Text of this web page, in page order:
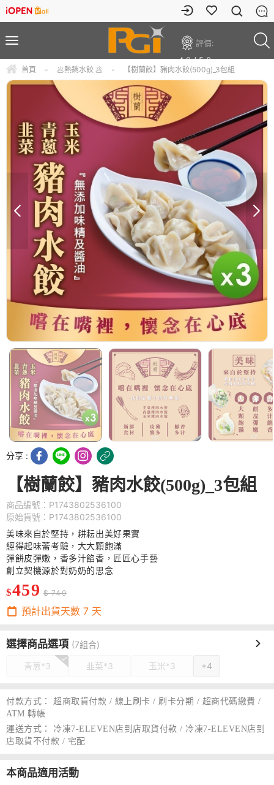
評價:
4.9 / 5.0
首頁 - 🥟熱銷水餃 🥟 - 【樹蘭餃】豬肉水餃(500g)_3包組
分享 :
【樹蘭餃】豬肉水餃(500g)_3包組
商品編號：P1743802536100
原始貨號：P1743802536100
美味來自於堅持，耕耘出美好果實
經得起味蕾考驗，大大顆飽滿
彈餅皮彈嫩，香多汁餡香，匠匠心手藝
創立契機源於對奶奶的思念
$459 $ 749
預計出貨天數 7 天
選擇商品選項 (7組合)
青蔥*3 韭菜*3 玉米*3 +4
付款方式：
超商取貨付款 / 線上刷卡 / 刷卡分期 / 超商代碼繳費 /
ATM 轉帳
運送方式：
冷凍7-ELEVEN店到店取貨付款 / 冷凍7-ELEVEN店到
店取貨不付款 / 宅配
本商品適用活動